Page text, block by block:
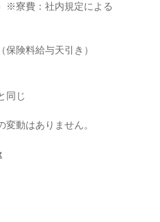
※寮費：社内規定による
保険料給与天引き）
同じ